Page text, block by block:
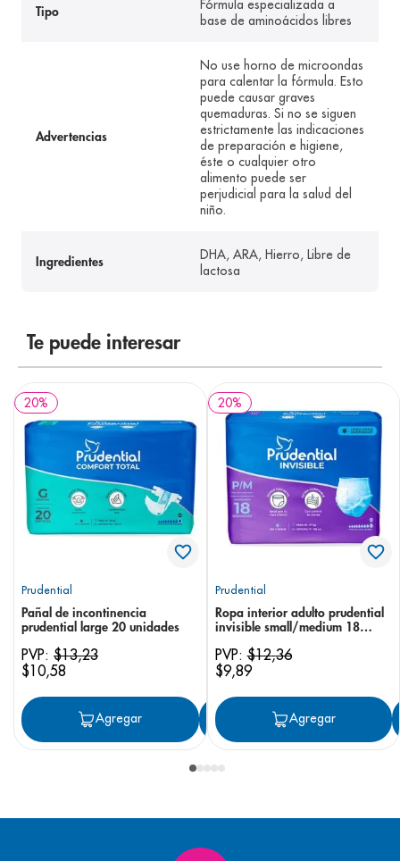
Tipo
Fórmula especializada a
base de aminoácidos libres
Advertencias
No use horno de microondas
para calentar la fórmula. Esto
puede causar graves
quemaduras. Si no se siguen
estrictamente las indicaciones
de preparación e higiene,
éste o cualquier otro
alimento puede ser
perjudicial para la salud del
niño.
Ingredientes
DHA, ARA, Hierro, Libre de
lactosa
Te puede interesar
20%
Prudential
Pañal de incontinencia
prudential large 20 unidades
PVP: $13,23
$10,58
Agregar Agregar
20%
Prudential
Ropa interior adulto prudential
invisible small/medium 18
PVP:$12,36
$9,89
Agregar